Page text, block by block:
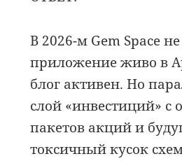
В 2026-м Gem Space
приложение живо в
блог активен. Но
слой «инвестиций»
пакетов акций и
токсичный кусок